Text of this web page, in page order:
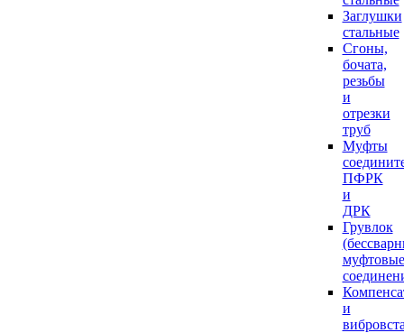
Заглушки
стальные
Сгоны,
бочата,
резьбы
и
отрезки
труб
Муфты
ПФРК
и
ДРК
Грувлок
муфтовые
и